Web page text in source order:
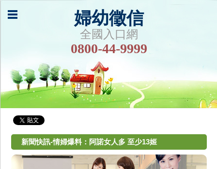
婦幼徵信
全國入口網
0800-44-9999
新聞快訊-情婦爆料：阿諾女人多 至少13姬